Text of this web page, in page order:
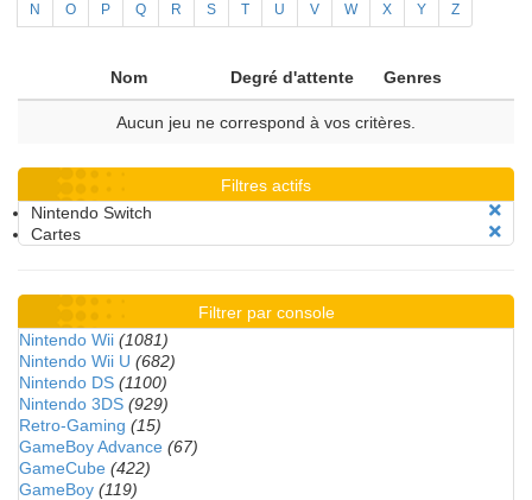
N O P Q R S T U V W X Y Z
Nom Degré d'attente Genres
Aucun jeu ne correspond à vos critères.
Filtres actifs
Nintendo Switch
Cartes
Filtrer par console
Nintendo Wii (1081)
Nintendo Wii U (682)
Nintendo DS (1100)
Nintendo 3DS (929)
Retro-Gaming (15)
GameBoy Advance (67)
GameCube (422)
GameBoy (119)